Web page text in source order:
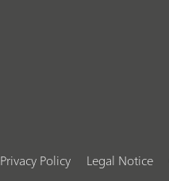
Privacy Policy Legal Notice